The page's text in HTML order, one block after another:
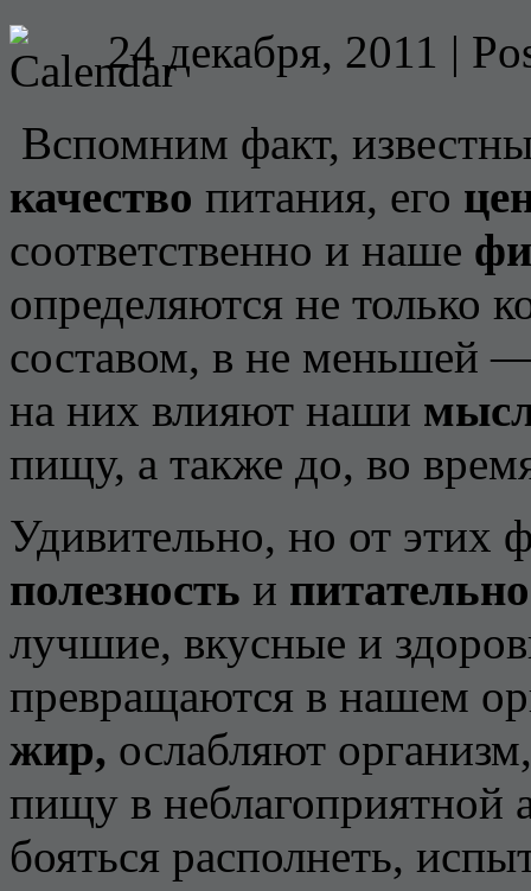
24 декабря, 2011 |
Вспомним факт,
качество питания, его
соответственно и наше
определяются не только
составом, в не меньшей
на них влияют наши
пищу, а также до, во
Удивительно, но от этих
полезность и
лучшие, вкусные и
превращаются в нашем
жир, ослабляют
пищу в неблагоприятной
бояться располнеть,